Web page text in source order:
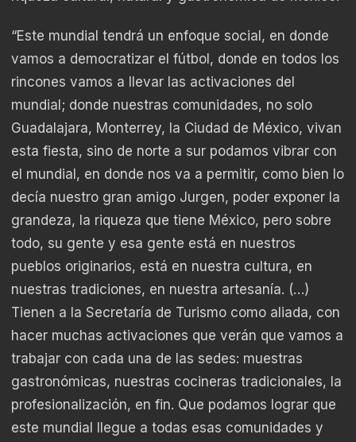
“Este mundial tendrá un enfoque social, en donde
vamos a democratizar el fútbol, donde en todos los
rincones vamos a llevar las activaciones del
mundial; donde nuestras comunidades, no solo
Guadalajara, Monterrey, la Ciudad de México, vivan
esta fiesta, sino de norte a sur podamos vibrar con
el mundial, en donde nos va a permitir, como bien lo
decía nuestro gran amigo Jurgen, poder exponer la
grandeza, la riqueza que tiene México, pero sobre
todo, su gente y esa gente está en nuestros
pueblos originarios, está en nuestra cultura, en
nuestras tradiciones, en nuestra artesanía. (…)
Tienen a la Secretaría de Turismo como aliada, con
hacer muchas activaciones que verán que vamos a
trabajar con cada una de las sedes: muestras
gastronómicas, nuestras cocineras tradicionales, la
profesionalización, en fin. Que podamos lograr que
este mundial llegue a todas esas comunidades y